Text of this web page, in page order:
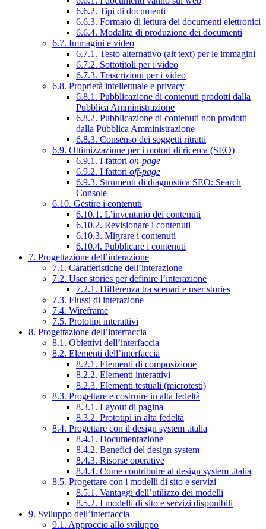
6.6.2. Tipi di documenti
6.6.3. Formato di lettura dei documenti elettronici
6.6.4. Modalità di produzione dei documenti
6.7. Immagini e video
6.7.1. Testo alternativo (alt text) per le immagini
6.7.2. Sottotitoli per i video
6.7.3. Trascrizioni per i video
6.8. Proprietà intellettuale e privacy
6.8.1. Pubblicazione di contenuti prodotti dalla
Pubblica Amministrazione
6.8.2. Pubblicazione di contenuti non prodotti
dalla Pubblica Amministrazione
6.8.3. Consenso dei soggetti ritratti
6.9. Ottimizzazione per i motori di ricerca (SEO)
6.9.1. I fattori on-page
6.9.2. I fattori off-page
6.9.3. Strumenti di diagnostica SEO: Search
Console
6.10. Gestire i contenuti
6.10.1. L’inventario dei contenuti
6.10.2. Revisionare i contenuti
6.10.3. Migrare i contenuti
6.10.4. Pubblicare i contenuti
7. Progettazione dell’interazione
7.1. Caratteristiche dell’interazione
7.2. User stories per definire l’interazione
7.2.1. Differenza tra scenari e user stories
7.3. Flussi di interazione
7.4. Wireframe
7.5. Prototipi interattivi
8. Progettazione dell’interfaccia
8.1. Obiettivi dell’interfaccia
8.2. Elementi dell’interfaccia
8.2.1. Elementi di composizione
8.2.2. Elementi interattivi
8.2.3. Elementi testuali (microtesti)
8.3. Progettare e costruire in alta fedeltà
8.3.1. Layout di pagina
8.3.2. Prototipi in alta fedeltà
8.4. Progettare con il design system .italia
8.4.1. Documentazione
8.4.2. Benefici del design system
8.4.3. Risorse operative
8.4.4. Come contribuire al design system .italia
8.5. Progettare con i modelli di sito e servizi
8.5.1. Vantaggi dell’utilizzo dei modelli
8.5.2. I modelli di sito e servizi disponibili
9. Sviluppo dell’interfaccia
9.1. Approccio allo sviluppo